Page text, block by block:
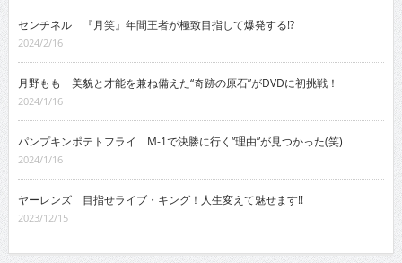
センチネル 『月笑』年間王者が極致目指して爆発する!?
2024/2/16
月野もも 美貌と才能を兼ね備えた“奇跡の原石”がDVDに初挑戦！
2024/1/16
パンプキンポテトフライ M-1で決勝に行く“理由”が見つかった(笑)
2024/1/16
ヤーレンズ 目指せライブ・キング！人生変えて魅せます!!
2023/12/15